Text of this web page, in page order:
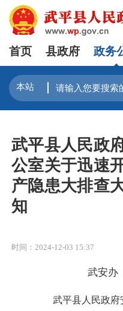
首页 县政府 政务
武平县人民政
公室关于迅速
产隐患大排查
知
时间：2024-12-03 15:37
武安办
武平县人民政府